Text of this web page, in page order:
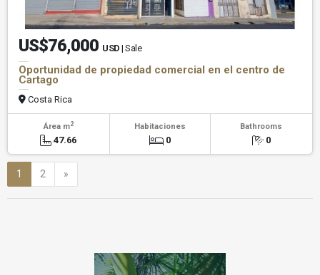
US$76,000 USD | Sale
Oportunidad de propiedad comercial en el centro de
Cartago
Costa Rica
Área m2
47.66
Habitaciones
0
Bathrooms
0
1 2 »